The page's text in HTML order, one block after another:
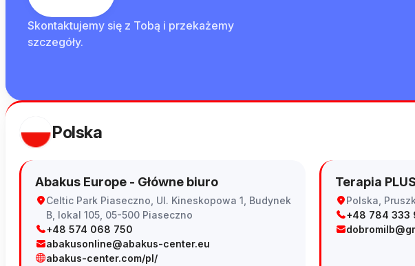
Skontaktujemy się z Tobą i przekażemy
szczegóły.
Polska
Abakus Europe - Główne biuro
Celtic Park Piaseczno, Ul. Kineskopowa 1, Budynek
B, lokal 105, 05-500 Piaseczno
+48 574 068 750
abakusonline@abakus-center.eu
abakus-center.com/pl/
Terapia
Polska,
+48 784 333